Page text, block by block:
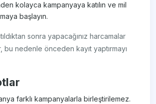
kolayca kampanyaya katılın ve mil
başlayın.
sonra yapacağınız harcamalar
bu nedenle önceden kayıt yaptırmayı
farklı kampanyalarla birleştirilemez.